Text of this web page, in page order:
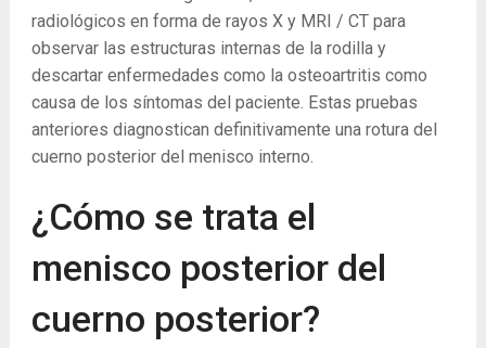
radiológicos en forma de rayos X y MRI / CT para
observar las estructuras internas de la rodilla y
descartar enfermedades como la osteoartritis como
causa de los síntomas del paciente. Estas pruebas
anteriores diagnostican definitivamente una rotura del
cuerno posterior del menisco interno.
¿Cómo se trata el
menisco posterior del
cuerno posterior?